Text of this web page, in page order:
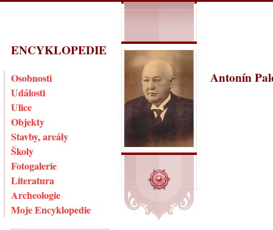
ENCYKLOPEDIE
Osobnosti
Události
Ulice
Objekty
Stavby, areály
Školy
Fotogalerie
Literatura
Archeologie
Moje Encyklopedie
Antonín